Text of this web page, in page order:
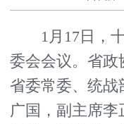
1月17日，十
委会会议。省政
省委常委、统战
广国，副主席